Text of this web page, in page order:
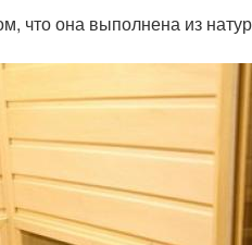
что она выполнена из